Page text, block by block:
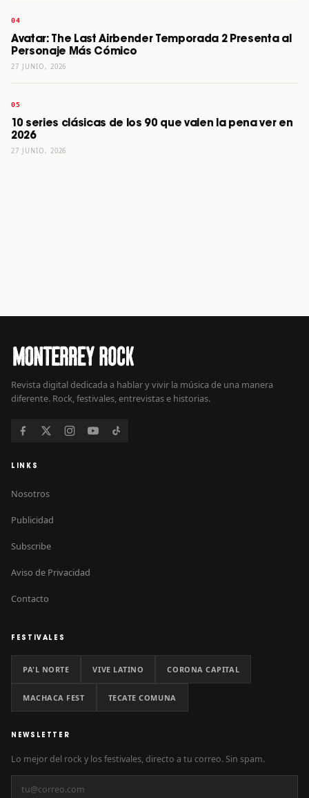
Avatar: The Last Airbender Temporada 2 Presenta al
Personaje Más Cómico
27 JUNIO, 2026
10 series clásicas de los 90 que valen la pena ver en
2026
27 JUNIO, 2026
Revista digital dedicada a hablar y vivir la música de una manera
diferente. Rock, festivales, entrevistas e historias.
LINKS
Nosotros
Publicidad
Subscribe
Aviso de Privacidad
Contacto
FESTIVALES
PA'L NORTE VIVE LATINO CORONA CAPITAL
MACHACA FEST TECATE COMUNA
NEWSLETTER
Lo mejor del rock y los festivales, directo a tu correo. Sin spam.